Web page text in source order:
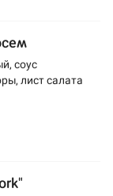
соус
лист салата